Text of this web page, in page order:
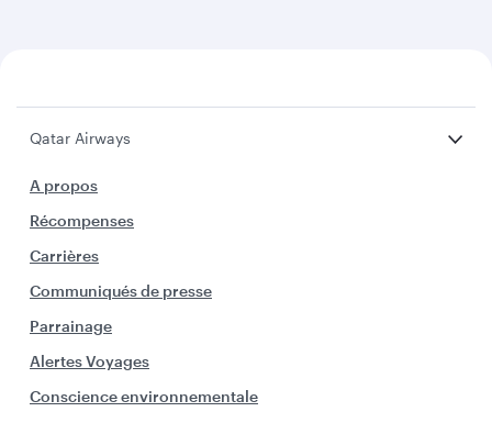
Qatar Airways
A propos
Récompenses
Carrières
Communiqués de presse
Parrainage
Alertes Voyages
Conscience environnementale